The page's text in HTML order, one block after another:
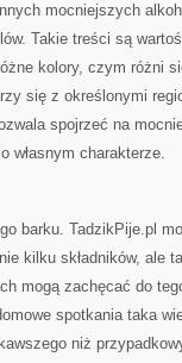
mocniejszych
Takie treści są
kolory, czym różni
się z określonymi
spojrzeć na
własnym charakterze.
barku. TadzikPije.pl
kilku składników, ale
mogą zachęcać do
spotkania taka
niż